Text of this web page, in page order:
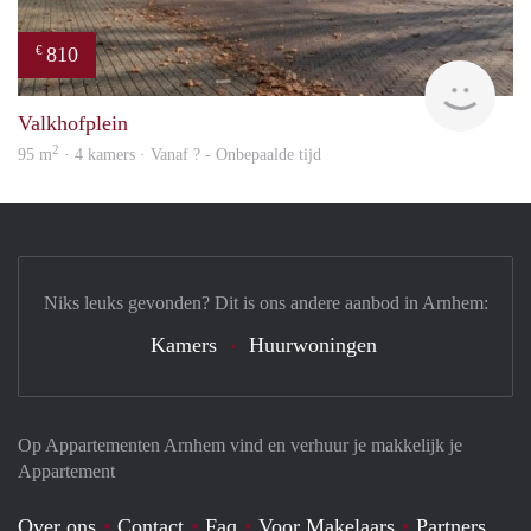
€ 810
Valkhofplein
95 m2 · 4 kamers · Vanaf ? - Onbepaalde tijd
Op Appartementen Arnhem vind en verhuur je makkelijk je
Appartement
Over ons Contact Faq Voor Makelaars Partners
Niks leuks gevonden? Dit is ons andere aanbod in Arnhem:
Kamers Huurwoningen